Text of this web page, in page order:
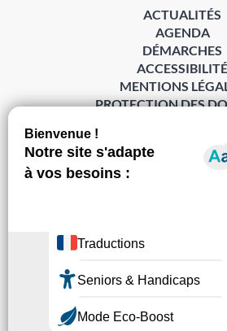
S’abonner à la
ACTUALITÉS
AGENDA
DÉMARCHES
ACCESSIBILITÉ
MENTIONS
PROTECTION DES
POLITIQUE DE GESTION